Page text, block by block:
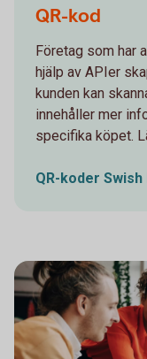
QR-kod
Företag som har
hjälp av APIer
kunden kan
innehåller mer
specifika köpet.
QR-koder Swish